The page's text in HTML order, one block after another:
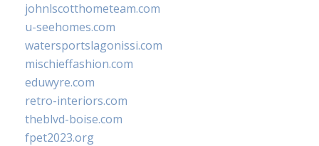
johnlscotthometeam.com
u-seehomes.com
watersportslagonissi.com
mischieffashion.com
eduwyre.com
retro-interiors.com
theblvd-boise.com
fpet2023.org